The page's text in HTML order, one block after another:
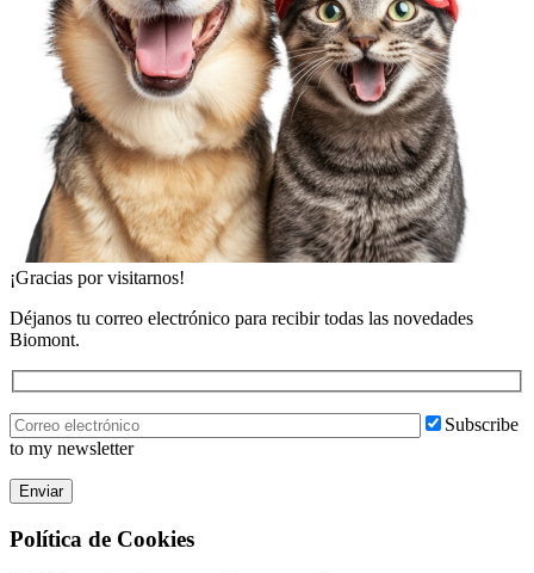
¡Gracias por visitarnos!
Déjanos tu correo electrónico para recibir todas las novedades
Biomont.
Subscribe
to my newsletter
Enviar
Política de Cookies